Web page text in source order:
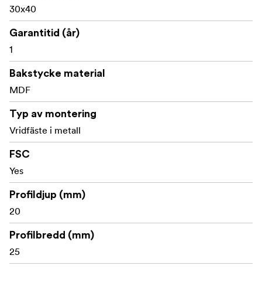
30x40
Garantitid (år)
1
Bakstycke material
MDF
Typ av montering
Vridfäste i metall
FSC
Yes
Profildjup (mm)
20
Profilbredd (mm)
25